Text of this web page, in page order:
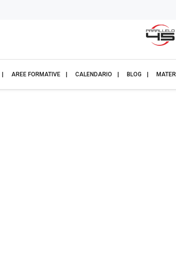
AREE FORMATIVE CALENDARIO BLOG